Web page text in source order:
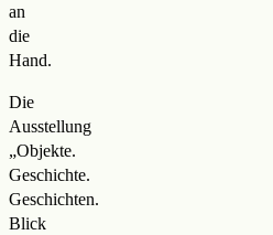
an
die
Hand.
Die
Ausstellung
„Objekte.
Geschichte.
Geschichten.
Blick